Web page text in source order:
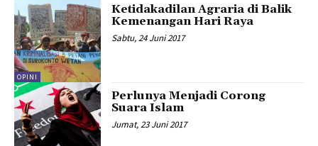
OPINI
Ketidakadilan Agraria di Balik
Kemenangan Hari Raya
Sabtu, 24 Juni 2017
Perlunya Menjadi Corong
Suara Islam
Jumat, 23 Juni 2017